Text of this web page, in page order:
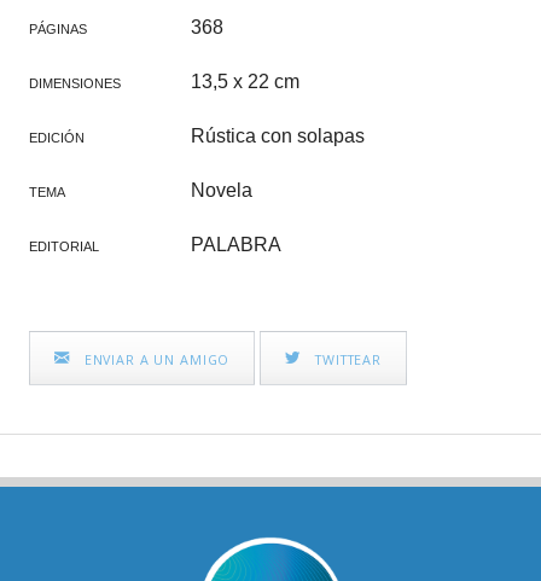
PÁGINAS 368
DIMENSIONES 13,5 x 22 cm
EDICIÓN Rústica con solapas
TEMA Novela
EDITORIAL PALABRA
ENVIAR A UN AMIGO TWITTEAR